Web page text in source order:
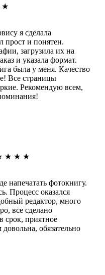
★
я сделала
прост и понятен.
загрузила их на
и указала формат.
была у меня. Качество
Все страницы
Рекомендую всем,
★ ★ ★
напечатать фотокнигу.
Процесс оказался
редактор, много
все сделано
срок, приятное
обязательно